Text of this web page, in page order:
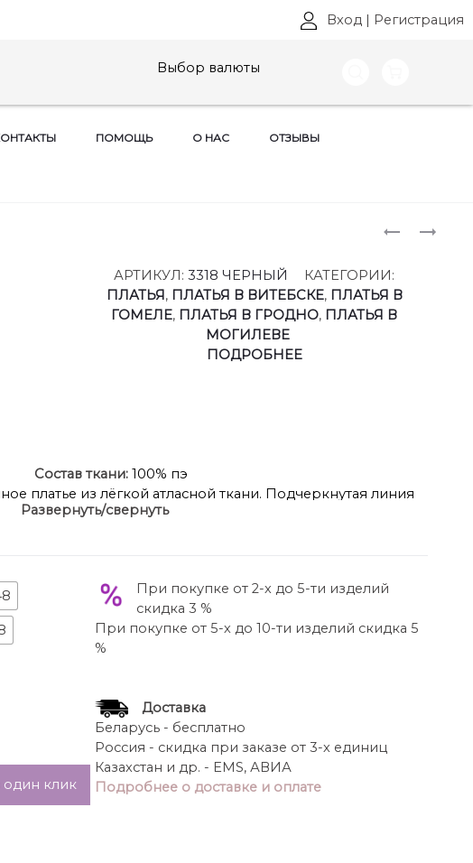
Вход | Регистрация
Выбор валюты
ПОМОЩЬ О НАС ОТЗЫВЫ
ПЛАТЬЯ
3317
2206
АРТИКУЛ:3318 ЧЕРНЫЙ
КАТЕГОРИИ:
ПЛАТЬЯ, ПЛАТЬЯ В ВИТЕБСКЕ, ПЛАТЬЯ В
ГОМЕЛЕ, ПЛАТЬЯ В ГРОДНО, ПЛАТЬЯ В
МОГИЛЕВЕ
ПОДРОБНЕЕ
Состав ткани:100% пэ
платье из лёгкой атласной ткани. Подчеркнутая линия
шифоновыми вставками. Тонкие атласные лямки. Застежка
силуэт. Длина миди. Идеальный вариант для
Развернуть/свернуть
один клик
При покупке от 2-х до 5-ти изделий
скидка 3 %
При покупке от 5-х до 10-ти изделий скидка 5
%
Доставка
Беларусь - бесплатно
Россия - скидка при заказе от 3-х единиц
Казахстан и др. - EMS, АВИА
Подробнее о доставке и оплате